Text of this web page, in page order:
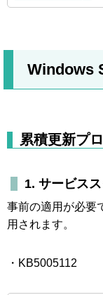
Windows
累積更新プ
1. サービス
事前の適用が必要
用されます。
・KB5005112